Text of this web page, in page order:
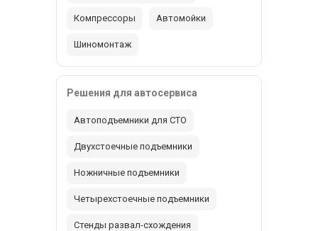
Компрессоры Автомойки
Шиномонтаж
Решения для автосервиса
Автоподъемники для СТО
Двухстоечные подъемники
Ножничные подъемники
Четырехстоечные подъемники
Стенды развал-схождения